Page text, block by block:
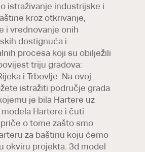
istraživanje industrijske i
kroz otkrivanje,
i vrednovanje onih
dostignuća i
procesa koji su obilježili
triju gradova:
i Trbovlje. Na ovoj
istražiti područje grada
je bila Hartere uz
Hartere i čuti
o tome zašto smo
za baštinu koju ćemo
okviru projekta. 3d model